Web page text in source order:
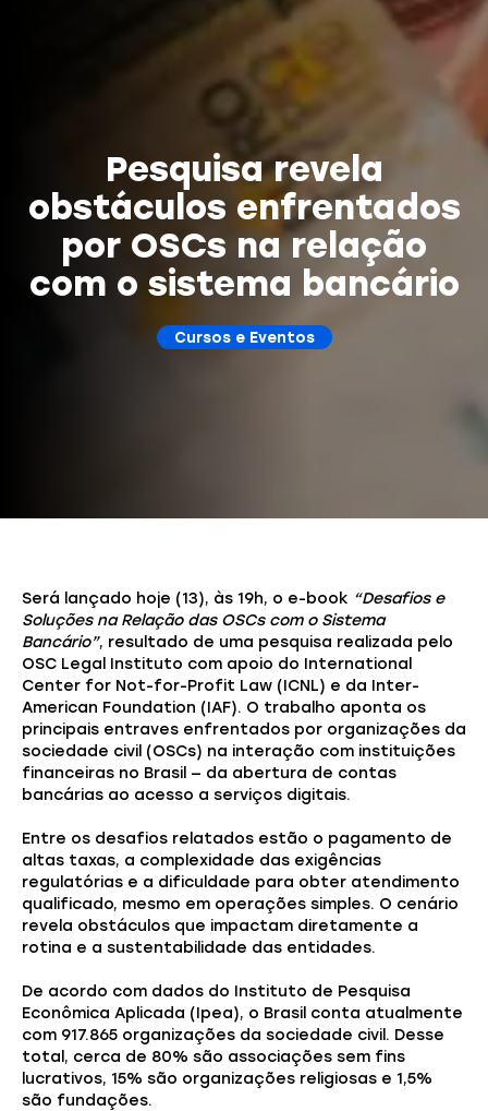
Pesquisa revela
obstáculos enfrentados
por OSCs na relação
com o sistema bancário
Cursos e Eventos
Será lançado hoje (13), às 19h, o e-book “Desafios e
Soluções na Relação das OSCs com o Sistema
Bancário”, resultado de uma pesquisa realizada pelo
OSC Legal Instituto com apoio do International
Center for Not-for-Profit Law (ICNL) e da Inter-
American Foundation (IAF). O trabalho aponta os
principais entraves enfrentados por organizações da
sociedade civil (OSCs) na interação com instituições
financeiras no Brasil — da abertura de contas
bancárias ao acesso a serviços digitais.
Entre os desafios relatados estão o pagamento de
altas taxas, a complexidade das exigências
regulatórias e a dificuldade para obter atendimento
qualificado, mesmo em operações simples. O cenário
revela obstáculos que impactam diretamente a
rotina e a sustentabilidade das entidades.
De acordo com dados do Instituto de Pesquisa
Econômica Aplicada (Ipea), o Brasil conta atualmente
com 917.865 organizações da sociedade civil. Desse
total, cerca de 80% são associações sem fins
lucrativos, 15% são organizações religiosas e 1,5%
são fundações.